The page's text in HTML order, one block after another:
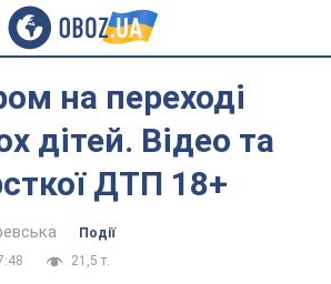
на переході
дітей. Відео та
ДТП 18+
Події
21,5 т.